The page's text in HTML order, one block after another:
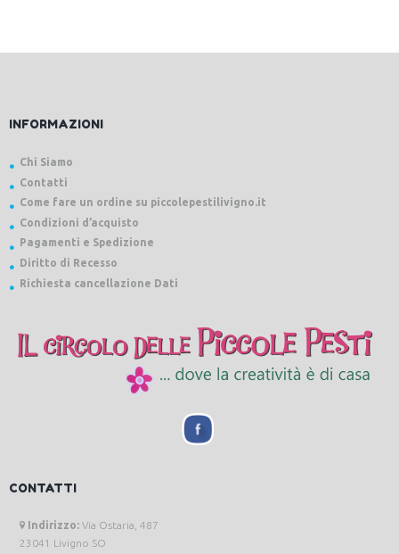
INFORMAZIONI
Chi Siamo
Contatti
Come fare un ordine su piccolepestilivigno.it
Condizioni d’acquisto
Pagamenti e Spedizione
Diritto di Recesso
Richiesta cancellazione Dati
CONTATTI
Indirizzo: Via Ostaria, 487
23041 Livigno SO